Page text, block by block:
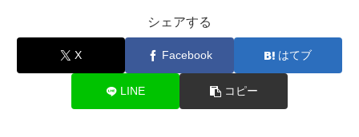
シェアする
X Facebook はてブ
LINE コピー